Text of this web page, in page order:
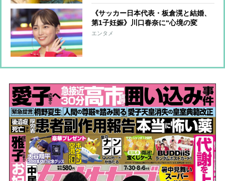
《サッカー日本代表・板倉滉と結婚、
第1子妊娠》川口春奈に“心境の変
化”をもたらした主演映画『ママせ
エンタメ